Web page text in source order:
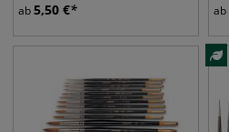
ab5,50 € ab